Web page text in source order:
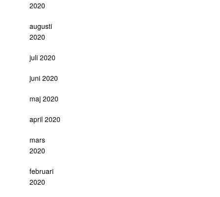
2020
augusti
2020
juli 2020
juni 2020
maj 2020
april 2020
mars
2020
februari
2020